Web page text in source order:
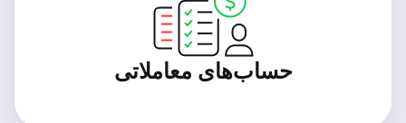
حساب‌های معاملاتی